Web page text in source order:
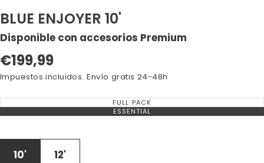
BLUE ENJOYER 10'
Disponible con accesorios Premium
Precio
regular
€199,99
Impuestos incluidos. Envío gratis 24-48h
FULL PACK
VARIANTE
AGOTADA
O
ESSENTIAL
VARIANTE
10' 12'